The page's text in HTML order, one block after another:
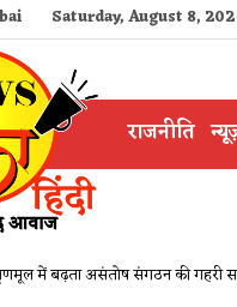
Saturday, August 8,
राजनीति
में बढ़ता असंतोष संगठन की गहरी